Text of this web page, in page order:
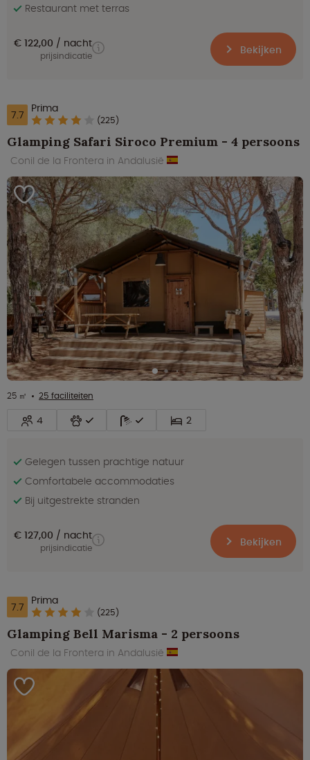
Restaurant met terras
€ 122,00 nacht
prijsindicatie Bekijken
7.7 Prima
(225)
Glamping Safari Siroco Premium - 4 persoons
Conil de la Frontera in Andalusië
25 ㎡ 25 faciliteiten
4 2
Gelegen tussen prachtige natuur
Comfortabele accommodaties
Bij uitgestrekte stranden
€ 127,00 nacht
prijsindicatie Bekijken
7.7 Prima
(225)
Glamping Bell Marisma - 2 persoons
Conil de la Frontera in Andalusië